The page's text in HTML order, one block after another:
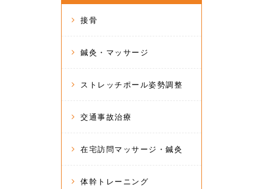
接骨
鍼灸・マッサージ
ストレッチポール姿勢調整
交通事故治療
在宅訪問マッサージ・鍼灸
体幹トレーニング